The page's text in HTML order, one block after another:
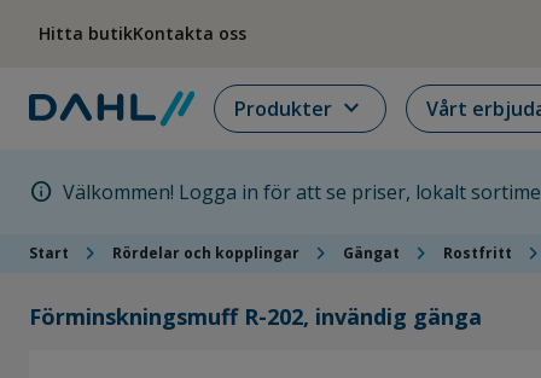
Hitta butikKontakta oss
Produkter expand_more Vårt
info Välkommen! Logga in för att se priser, lokalt
Start chevron_right Rördelar och kopplingar chevron_right Gängat chevron_right Rostfritt
Förminskningsmuff R-202, invändig gänga